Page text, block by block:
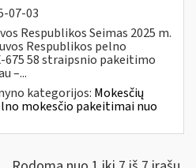
07-03
Respublikos Seimas 2025 m.
Respublikos pelno
675 58 straipsnio pakeitimo
–...
kategorijos: Mokesčių
mokesčio pakeitimai nuo